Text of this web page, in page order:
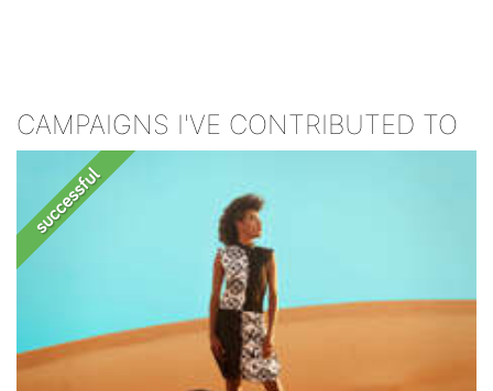
CAMPAIGNS I'VE CONTRIBUTED TO